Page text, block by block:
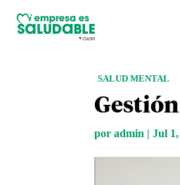
SALUD MENTAL
poradmin |Jul